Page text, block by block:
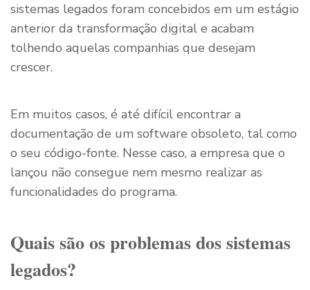
sistemas legados foram concebidos em um estágio
anterior da transformação digital e acabam
tolhendo aquelas companhias que desejam
crescer.
Em muitos casos, é até difícil encontrar a
documentação de um software obsoleto, tal como
o seu código-fonte. Nesse caso, a empresa que o
lançou não consegue nem mesmo realizar as
funcionalidades do programa.
Quais são os problemas dos sistemas
legados?